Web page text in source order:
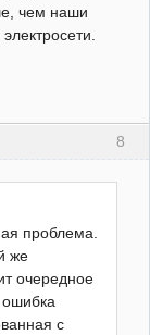
чем наши
8
проблема.
же
очередное
ошибка
с